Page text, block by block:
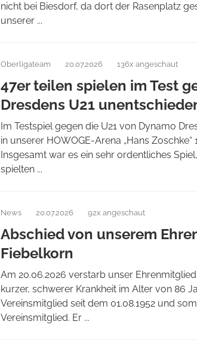
nicht bei Biesdorf, da dort der Rasenplatz
unserer ...
Oberligateam 20.07.2026 136x angeschaut
47er teilen spielen im Test
Dresdens U21
Im Testspiel gegen die U21 von Dynamo
in unserer HOWOGE-Arena „Hans Zoschke“
Insgesamt war es ein sehr ordentliches
spielten ...
News 20.07.2026 92x angeschaut
Abschied von unserem
Fiebelkorn
Am 20.06.2026 verstarb unser
kurzer, schwerer Krankheit im Alter von 86
Vereinsmitglied seit dem 01.08.1952 und
Vereinsmitglied. Er ...